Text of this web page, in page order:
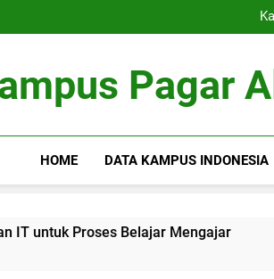
Peran Alumni
Peran Alumni
Pagar
HOME DATA KAMPUS INDONESIA
Proses Belajar Mengajar Peran
3 Months